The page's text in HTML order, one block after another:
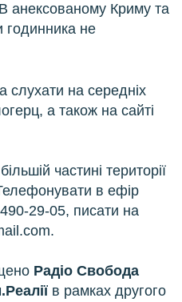
анексованому Криму та
годинника не
слухати на середніх
а також на сайті
частині території
в ефір
29-05, писати на
Радіо Свобода
в рамках другого